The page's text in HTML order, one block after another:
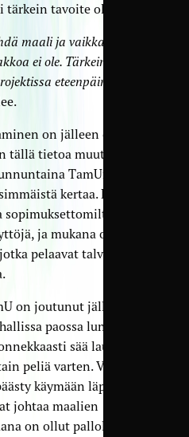
tavoite ole.
maali ja vaikka voittaa
ei ole. Tärkeintä on
eteenpäin”
on jälleen osa
tällä tietoa muutama
TamUn
kertaa. Lisäksi
ja mukana on myös
pelaavat talven
on joutunut jälleen
paossa lunta ja
sää lauhtuu
peliä varten. Viikon
käymään läpi myös
johtaa maalien
on ollut pallollinen